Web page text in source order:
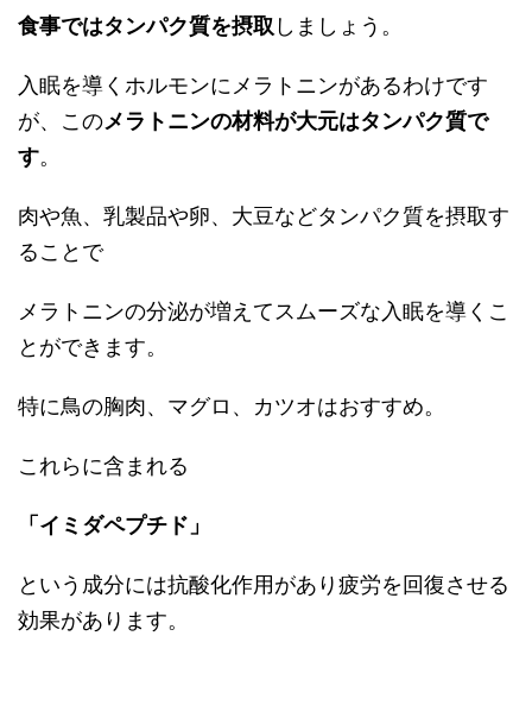
食事ではタンパク質を摂取 しましょう。
入眠を導くホルモンにメラトニンがあるわけです
が、このメラトニンの材料が大元はタンパク質で
す。
肉や魚、乳製品や卵、大豆などタンパク質を摂取す
ることで
メラトニンの分泌が増えてスムーズな入眠を導くこ
とができます。
特に鳥の胸肉、マグロ、カツオはおすすめ。
これらに含まれる
「イミダペプチド」
という成分には抗酸化作用があり疲労を回復させる
効果があります。